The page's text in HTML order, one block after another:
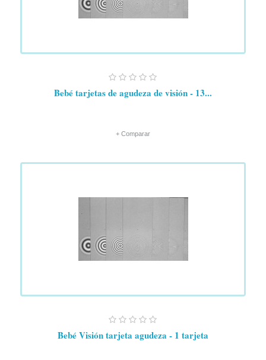
Bebé tarjetas de agudeza de visión - 13...
+ Comparar
Bebé Visión tarjeta agudeza - 1 tarjeta